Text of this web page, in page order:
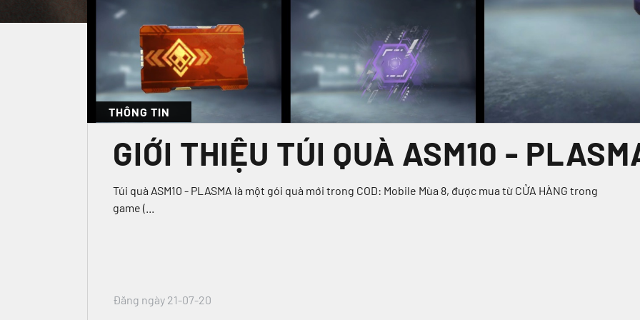
THÔNG TIN
GIỚI THIỆU TÚI QUÀ ASM10 -
Túi quà ASM10 - PLASMA là một gói quà mới trong COD: Mobile Mùa 8, được mua từ CỬA HÀNG trong
game (...
Đăng ngày 21-07-20